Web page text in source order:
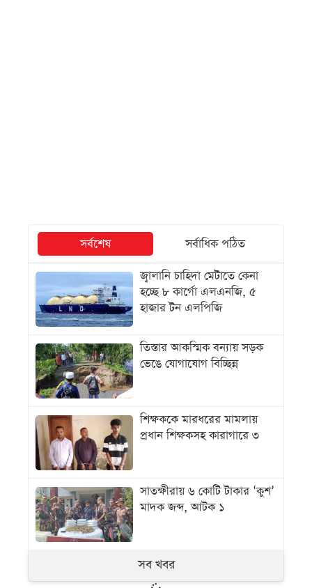
সর্বশেষ
সর্বাধিক পঠিত
জ্বালানি চাহিদা মেটাতে কেনা
হচ্ছে ৮ কার্গো এলএনজি, ৫
হাজার টন এলপিজি
তিস্তার আকস্মিক বন্যায় সড়ক
ভেঙে যোগাযোগ বিচ্ছিন্ন
শিক্ষককে মারধরের মামলায়
প্রধান শিক্ষকসহ কারাগারে ৩
সাতক্ষীরায় ৬ কোটি টাকার ‘কুশ’
মাদক জব্দ, আটক ১
সব খবর